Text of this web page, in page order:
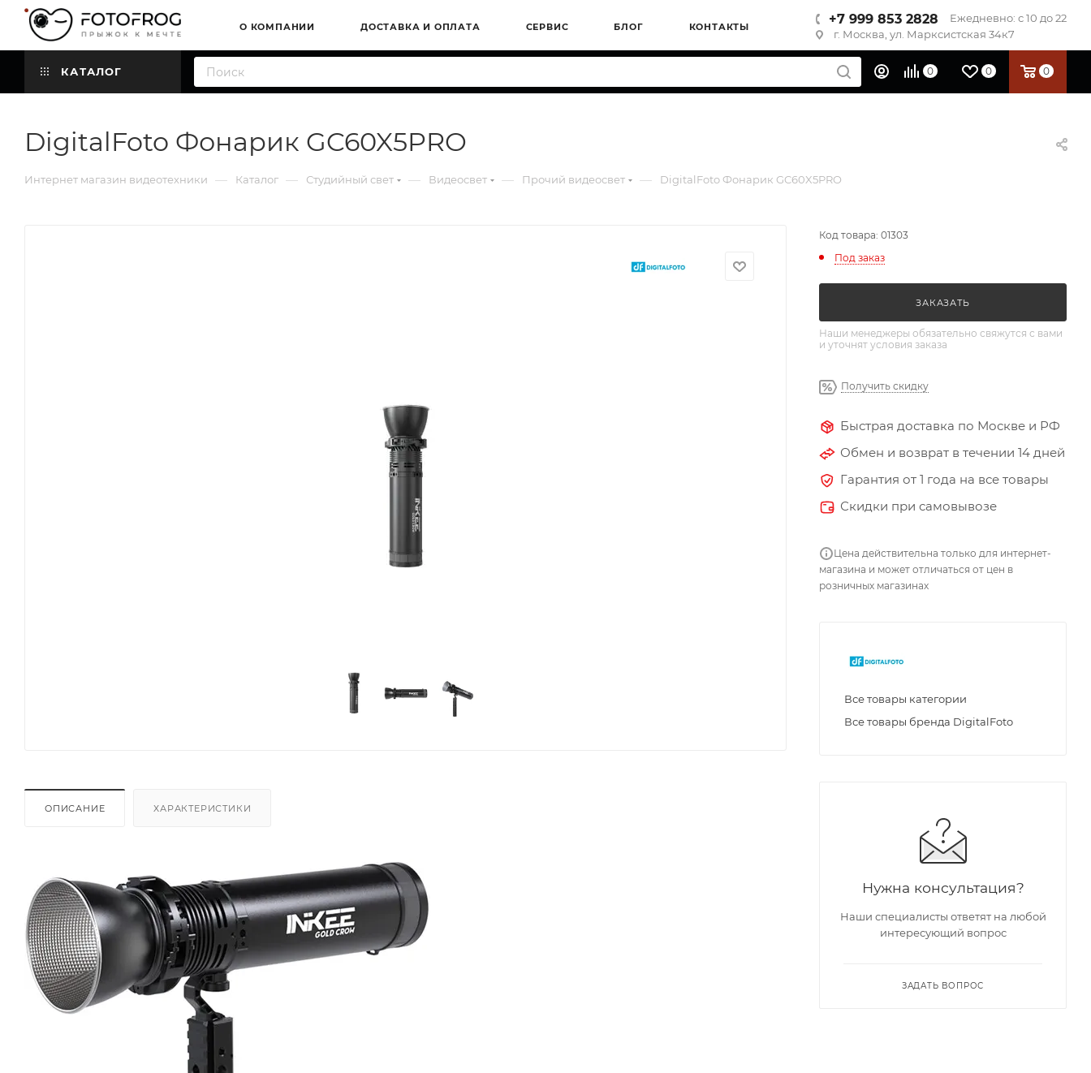
О КОМПАНИИ ДОСТАВКА И ОПЛАТА СЕРВИС БЛОГ КОНТАКТЫ
+7 999 853 2828
Ежедневно: с 10 до 22
г. Москва, ул. Марксистская 34к7
КАТАЛОГ 0 0 0
DigitalFoto Фонарик GC60X5PRO
Интернет магазин видеотехники — Каталог — Студийный свет — Видеосвет — Прочий видеосвет — DigitalFoto Фонарик GC60X5PRO
ОПИСАНИЕ ХАРАКТЕРИСТИКИ
Код товара: 01303
Под заказ
ЗАКАЗАТЬ
Наши менеджеры обязательно свяжутся с вами
и уточнят условия заказа
Получить скидку
Быстрая доставка по Москве и РФ
Обмен и возврат в течении 14 дней
Гарантия от 1 года на все товары
Скидки при самовывозе
Цена действительна только для интернет-
магазина и может отличаться от цен в
розничных магазинах
Все товары категории
Все товары бренда DigitalFoto
Нужна консультация?
Наши специалисты ответят на любой
интересующий вопрос
ЗАДАТЬ ВОПРОС